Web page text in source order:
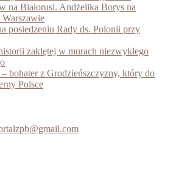
na Białorusi. Andżelika Borys na
posiedzeniu Rady ds. Polonii przy
zaklętej w murach niezwykłego
bohater z Grodzieńszczyzny, który do
Polsce